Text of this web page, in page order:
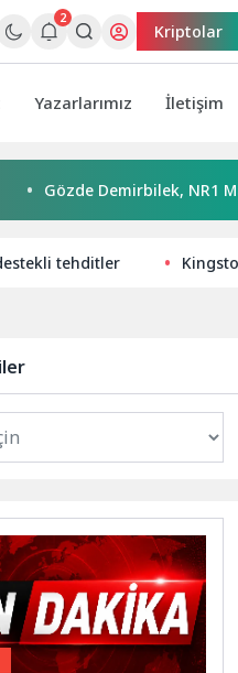
2
Kriptolar
Yazarlarımız İletişim
Gözde Demirbilek, NR1
tehditler